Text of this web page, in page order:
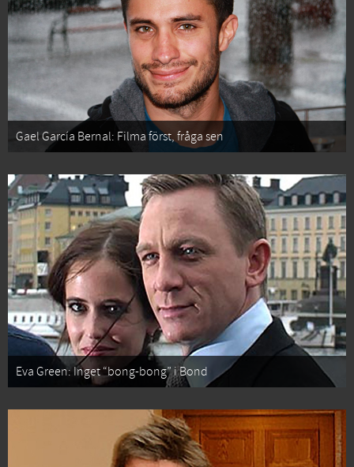
Gael García Bernal: Filma först, fråga sen
Eva Green: Inget “bong-bong” i Bond